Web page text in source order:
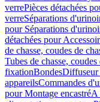
verrePièces détachées
verreSéparations
pour Séparations
détachées pour
de chasse, coudes de
Tubes de chasse,
fixationBondesDiffuseur
appareilsCommandes
pour Montage encastréA